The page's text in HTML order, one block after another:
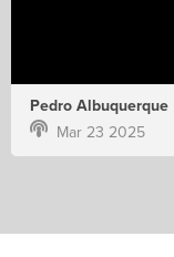
Pedro Albuquerque
Mar 23 2025